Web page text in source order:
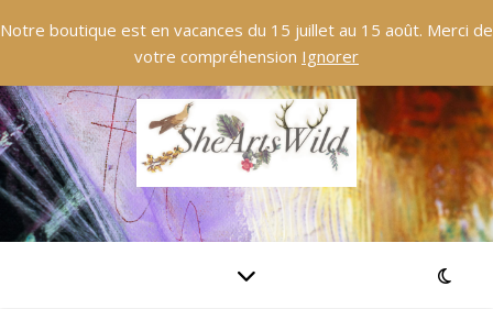
Notre boutique est en vacances du 15 juillet au 15 août. Merci de
votre compréhension Ignorer